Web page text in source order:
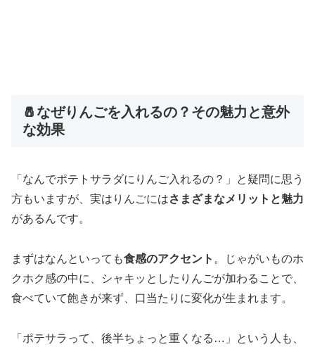
🧂なぜりんごを入れるの？その魅力と意外
な効果
「なんでポテトサラダにりんご入れるの？」と疑問に思う
方もいますが、実はりんごにはさまざまなメリットと魅力
があるんです。
まずはなんといっても食感のアクセント 。じゃがいものホ
クホク感の中に、シャキッとしたりんごが加わることで、
食べていて飽きが来ず、口当たりに変化が生まれます。
「ポテサラって、後半ちょっと重くなる…」という人も、